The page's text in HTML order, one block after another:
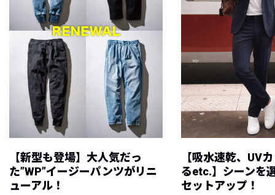
【新型も登場】大人気だっ
た”WP”イージーパンツがリニ
ューアル！
【吸水速乾、UV
るetc.】シーンを
セットアップ！